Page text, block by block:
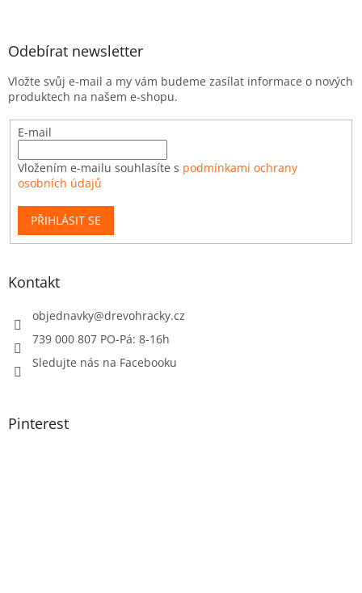
Odebírat newsletter
Vložte svůj e-mail a my vám budeme zasílat informace o nových
produktech na našem e-shopu.
E-mail
Vložením e-mailu souhlasíte s podmínkami ochrany
osobních údajů
PŘIHLÁSIT SE
Kontakt
objednavky@drevohracky.cz
739 000 807 PO-Pá: 8-16h
Sledujte nás na Facebooku
Pinterest